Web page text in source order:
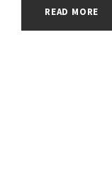
READ MORE